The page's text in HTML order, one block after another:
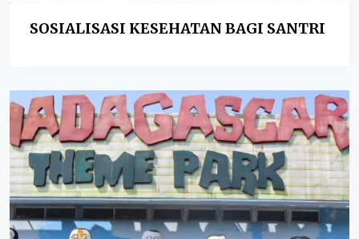
SOSIALISASI KESEHATAN BAGI SANTRI